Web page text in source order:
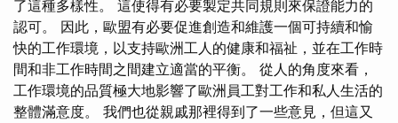
了這種多樣性。 這使得有必要製定共同規則來保證能力的
認可。 因此，歐盟有必要促進創造和維護一個可持續和愉
快的工作環境，以支持歐洲工人的健康和福祉，並在工作時
間和非工作時間之間建立適當的平衡。 從人的角度來看，
工作環境的品質極大地影響了歐洲員工對工作和私人生活的
整體滿意度。 我們也從親戚那裡得到了一些意見，但這又